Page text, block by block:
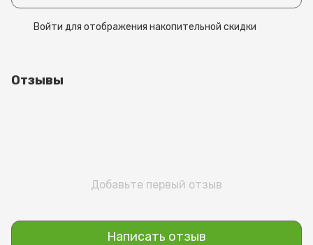
Войти для отображения накопительной скидки
Отзывы
Добавьте первый отзыв
Написать отзыв